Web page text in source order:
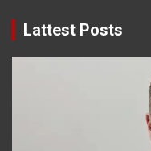
Lattest Posts